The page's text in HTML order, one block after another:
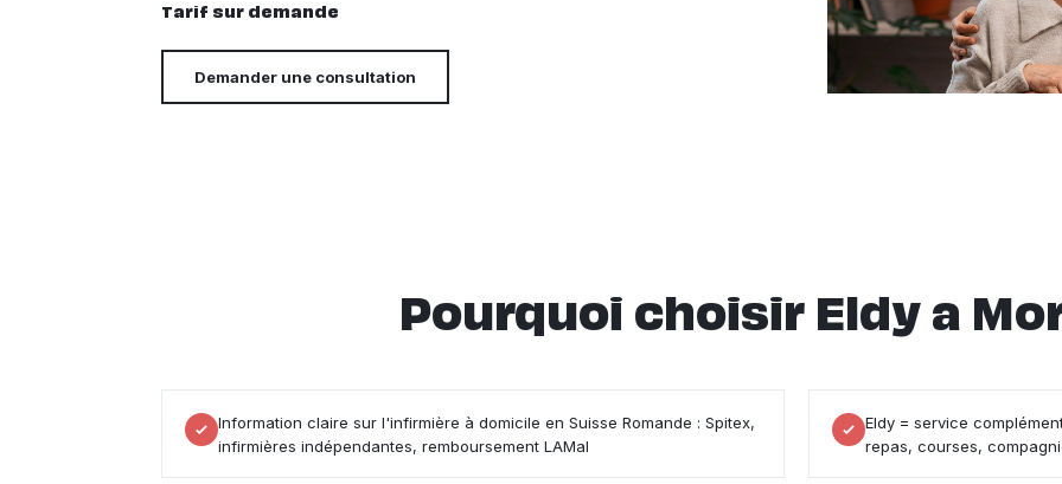
Tarif sur demande
Demander une consultation
Pourquoi choisir Eldy a
Information claire sur l'infirmière à domicile en Suisse Romande : Spitex,
infirmières indépendantes, remboursement LAMal
Eldy = service
repas, courses,